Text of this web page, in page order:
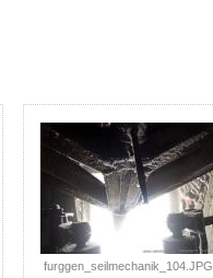
furggen_seilmechanik_104.JPG